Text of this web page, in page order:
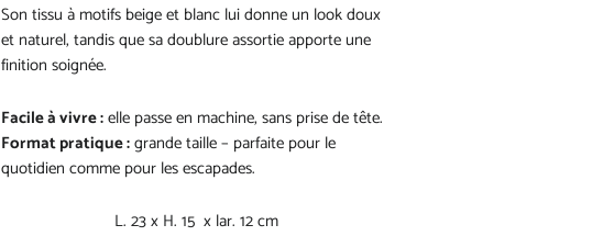
Son tissu à motifs beige et blanc lui donne un look doux
et naturel, tandis que sa doublure assortie apporte une
finition soignée.
Facile à vivre :elle passe en machine, sans prise de tête.
Format pratique :grande taille – parfaite pour le
quotidien comme pour les escapades.
L. 23 x H. 15 x lar. 12 cm